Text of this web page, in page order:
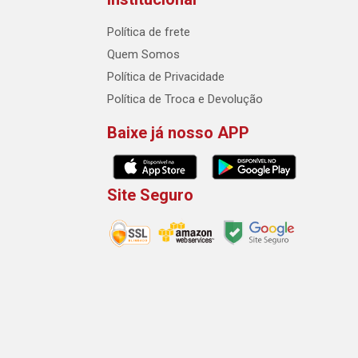
Política de frete
Quem Somos
Política de Privacidade
Política de Troca e Devolução
Baixe já nosso APP
Site Seguro